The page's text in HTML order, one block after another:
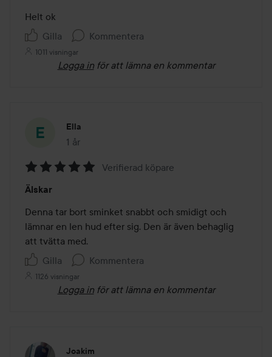
av
5
Helt ok
Gilla
Kommentera
1011 visningar
Logga in för att lämna en kommentar
Ella
1 år
Inlägget skapades 1 år
5
av
5
Verifierad köpare
Älskar
Denna tar bort sminket snabbt och smidigt och
lämnar en len hud efter sig. Den är även behaglig
att tvätta med.
Gilla
Kommentera
1126 visningar
Logga in för att lämna en kommentar
Joakim